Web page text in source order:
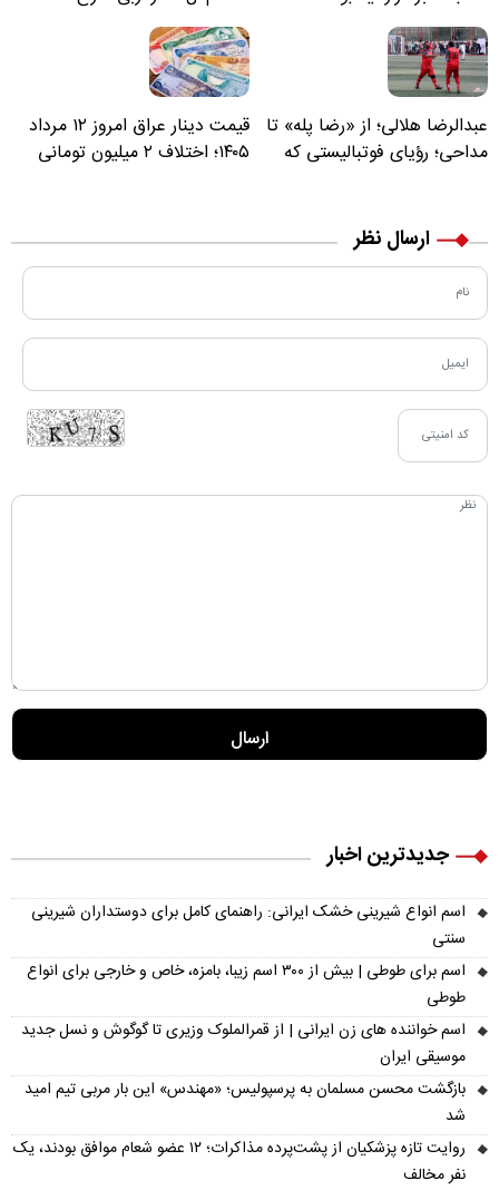
عبدالرضا هلالی؛ از «رضا پله» تا
مداحی؛ رؤیای فوتبالیستی که
قیمت دینار عراق امروز ۱۲ مرداد
۱۴۰۵؛ اختلاف ۲ میلیون تومانی
ارسال نظر
جدیدترین اخبار
اسم انواع شیرینی خشک ایرانی: راهنمای کامل برای دوستداران شیرینی
سنتی
اسم برای طوطی | بیش از ۳۰۰ اسم زیبا، بامزه، خاص و خارجی برای انواع
طوطی
اسم خواننده های زن ایرانی | از قمرالملوک وزیری تا گوگوش و نسل جدید
موسیقی ایران
بازگشت محسن مسلمان به پرسپولیس؛ «مهندس» این بار مربی تیم امید
شد
روایت تازه پزشکیان از پشت‌پرده مذاکرات؛ ۱۲ عضو شعام موافق بودند، یک
نفر مخالف